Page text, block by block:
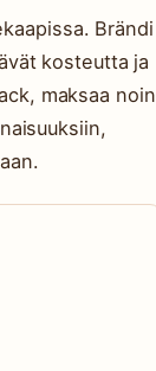
Brändi
kosteutta ja
maksaa noin